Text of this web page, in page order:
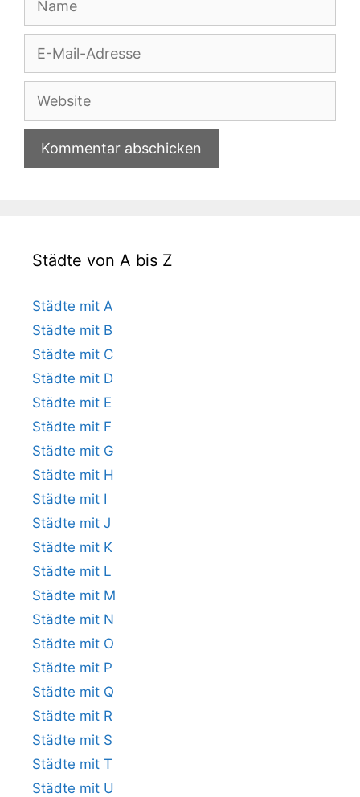
Adresse
Website
Städte von A bis Z
Städte mit A
Städte mit B
Städte mit C
Städte mit D
Städte mit E
Städte mit F
Städte mit G
Städte mit H
Städte mit I
Städte mit J
Städte mit K
Städte mit L
Städte mit M
Städte mit N
Städte mit O
Städte mit P
Städte mit Q
Städte mit R
Städte mit S
Städte mit T
Städte mit U